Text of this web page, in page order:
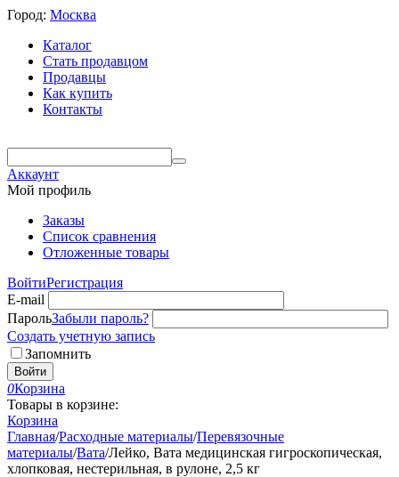
Город: Москва
Каталог
Стать продавцом
Продавцы
Как купить
Контакты
Аккаунт
Мой профиль
Заказы
Список сравнения
Отложенные товары
ВойтиРегистрация
E-mail
ПарольЗабыли пароль?
Создать учетную запись
Запомнить
Войти
0Корзина
Товары в корзине:
Корзина
Главная/Расходные материалы/Перевязочные
материалы/Вата/Лейко, Вата медицинская гигроскопическая,
хлопковая, нестерильная, в рулоне, 2,5 кг